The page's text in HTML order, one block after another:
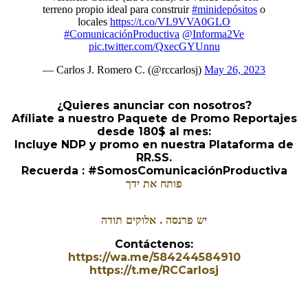
terreno propio ideal para construir#minidepósitos o
locales https://t.co/VL9VVA0GLO
#ComunicaciónProductiva @Informa2Ve
pic.twitter.com/QxecGYUnnu
— Carlos J. Romero C. (@rccarlosj) May 26, 2023
¿Quieres anunciar con nosotros?
Afíliate a nuestro Paquete de Promo Reportajes
desde 180$ al mes:
Incluye NDP y promo en nuestra Plataforma de
RR.SS.
Recuerda : #SomosComunicaciónProductiva
פותח את ידך
יש פרנסה . אלוקים תודה
Contáctenos:
https://wa.me/584244584910
https://t.me/RCCarlosj